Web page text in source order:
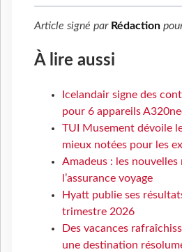
Article signé par Rédaction
À lire aussi
Icelandair signe des
pour 6 appareils
TUI Musement dévoile
mieux notées pour les
Amadeus : les nouvelles
l’assurance voyage
Hyatt publie ses
trimestre 2026
Des vacances
une destination